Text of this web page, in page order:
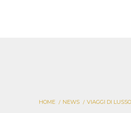
HOME NEWS VIAGGI DI